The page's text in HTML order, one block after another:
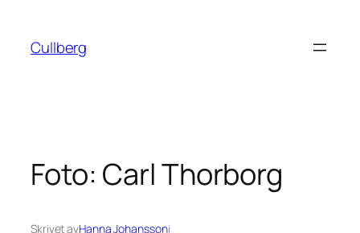
innehåll
Cullberg
Foto: Carl Thorborg
Skrivet avHanna Johanssoni